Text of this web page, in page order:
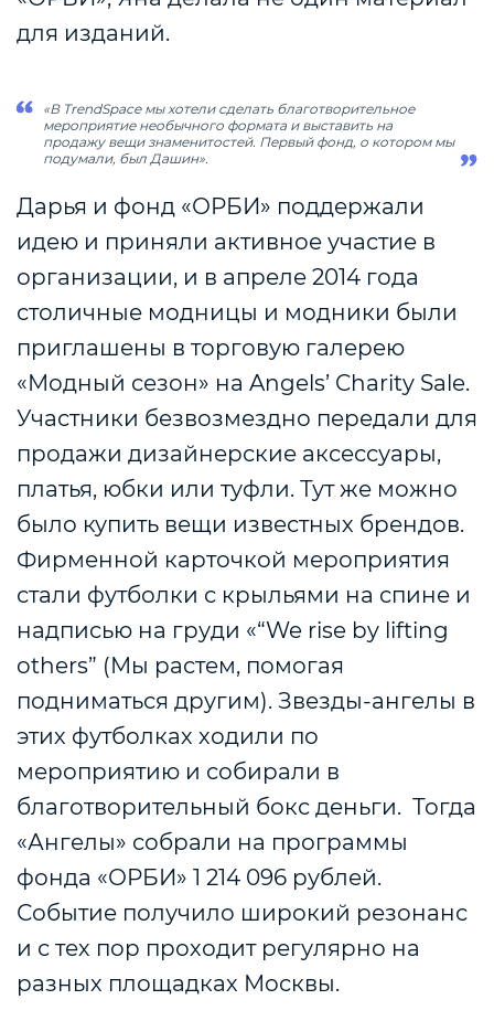
для изданий.
«В TrendSpace мы хотели сделать благотворительное
мероприятие необычного формата и выставить на
продажу вещи знаменитостей. Первый фонд, о котором мы
подумали, был Дашин».
Дарья и фонд «ОРБИ» поддержали
идею и приняли активное участие в
организации, и в апреле 2014 года
столичные модницы и модники были
приглашены в торговую галерею
«Модный сезон» на Angels’ Charity Sale.
Участники безвозмездно передали для
продажи дизайнерские аксессуары,
платья, юбки или туфли. Тут же можно
было купить вещи известных брендов.
Фирменной карточкой мероприятия
стали футболки с крыльями на спине и
надписью на груди «“We rise by lifting
others” (Мы растем, помогая
подниматься другим). Звезды-ангелы в
этих футболках ходили по
мероприятию и собирали в
благотворительный бокс деньги. Тогда
«Ангелы» собрали на программы
фонда «ОРБИ» 1 214 096 рублей.
Событие получило широкий резонанс
и с тех пор проходит регулярно на
разных площадках Москвы.